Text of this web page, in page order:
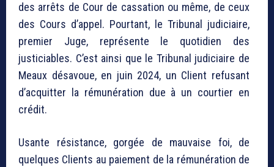
des arrêts de Cour de cassation ou même, de ceux
des Cours d’appel. Pourtant, le Tribunal judiciaire,
premier Juge, représente le quotidien des
justiciables. C’est ainsi que le Tribunal judiciaire de
Meaux désavoue, en juin 2024, un Client refusant
d’acquitter la rémunération due à un courtier en
crédit.
Usante résistance, gorgée de mauvaise foi, de
quelques Clients au paiement de la rémunération de